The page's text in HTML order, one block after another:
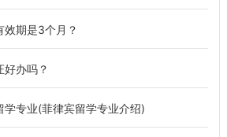
效期是3个月？
好办吗？
学专业(菲律宾留学专业介绍)